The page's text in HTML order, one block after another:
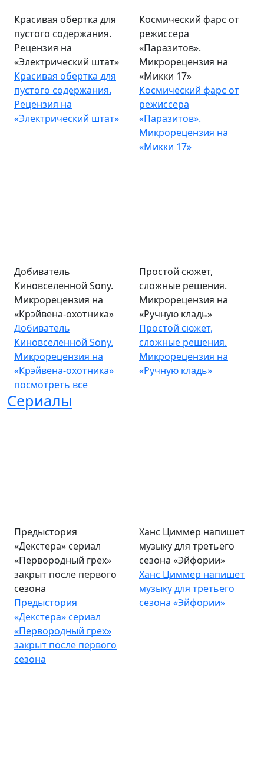
Красивая обертка для
пустого содержания.
Рецензия на
«Электрический штат»
Красивая обертка для
пустого содержания.
Рецензия на
«Электрический штат»
Космический фарс от
режиссера
«Паразитов».
Микрорецензия на
«Микки 17»
Космический фарс от
режиссера
«Паразитов».
Микрорецензия на
«Микки 17»
Добиватель
Киновселенной Sony.
Микрорецензия на
«Крэйвена-охотника»
Добиватель
Киновселенной Sony.
Микрорецензия на
«Крэйвена-охотника»
Простой сюжет,
сложные решения.
Микрорецензия на
«Ручную кладь»
Простой сюжет,
сложные решения.
Микрорецензия на
«Ручную кладь»
посмотреть все
Сериалы
Предыстория
«Декстера» сериал
«Первородный грех»
закрыт после первого
сезона
Предыстория
«Декстера» сериал
«Первородный грех»
закрыт после первого
сезона
Ханс Циммер напишет
музыку для третьего
сезона «Эйфории»
Ханс Циммер напишет
музыку для третьего
сезона «Эйфории»